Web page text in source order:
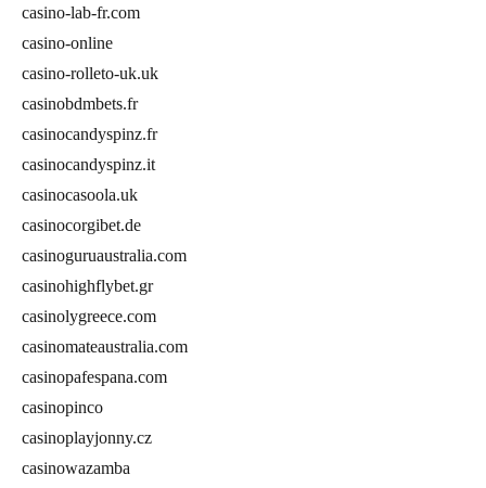
casino-lab-fr.com
casino-online
casino-rolleto-uk.uk
casinobdmbets.fr
casinocandyspinz.fr
casinocandyspinz.it
casinocasoola.uk
casinocorgibet.de
casinoguruaustralia.com
casinohighflybet.gr
casinolygreece.com
casinomateaustralia.com
casinopafespana.com
casinopinco
casinoplayjonny.cz
casinowazamba